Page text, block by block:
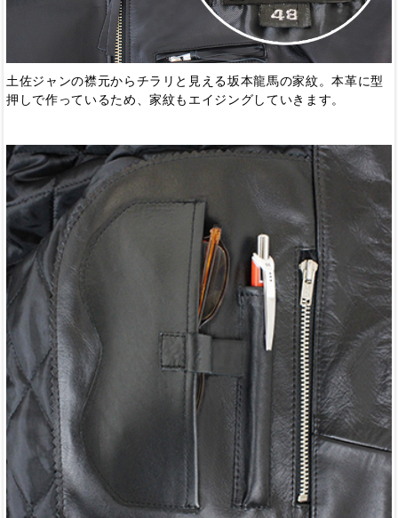
土佐ジャンの襟元からチラリと見える坂本龍馬の家紋。本革に型
押しで作っているため、家紋もエイジングしていきます。